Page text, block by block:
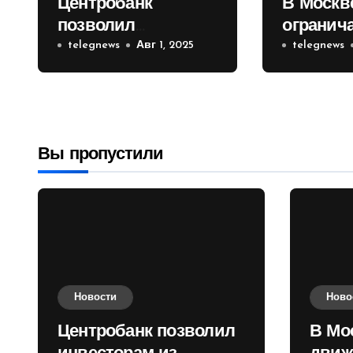
Центробанк
позволил
инвесторам из
враждебных
telegnews Авг 1, 2025
В
telegnews
Вы пропустили
Новости
Центробанк позволил
В